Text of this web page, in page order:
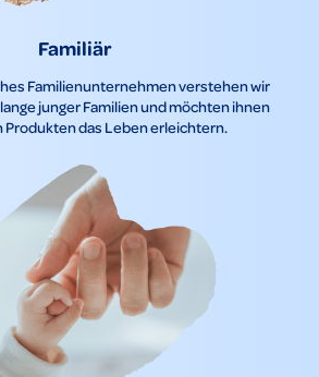
Familiär
Familienunternehmen verstehen wir
junger Familien und möchten ihnen
Produkten das Leben erleichtern.